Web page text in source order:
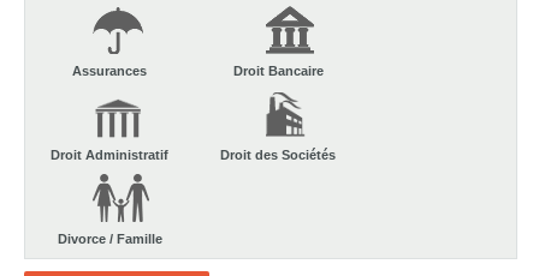
Assurances Droit Bancaire
Droit Administratif Droit des Sociétés
Divorce / Famille